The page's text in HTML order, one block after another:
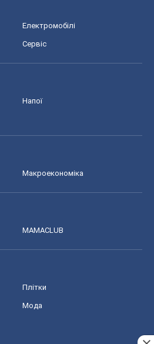
Електромобілі
Сервіс
Напої
Макроекономіка
MAMACLUB
Плітки
Мода